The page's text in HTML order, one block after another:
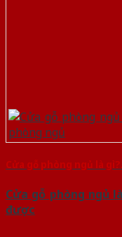
Cửa gỗ phòng ngủ là
Cửa gỗ phòng ngủ
được